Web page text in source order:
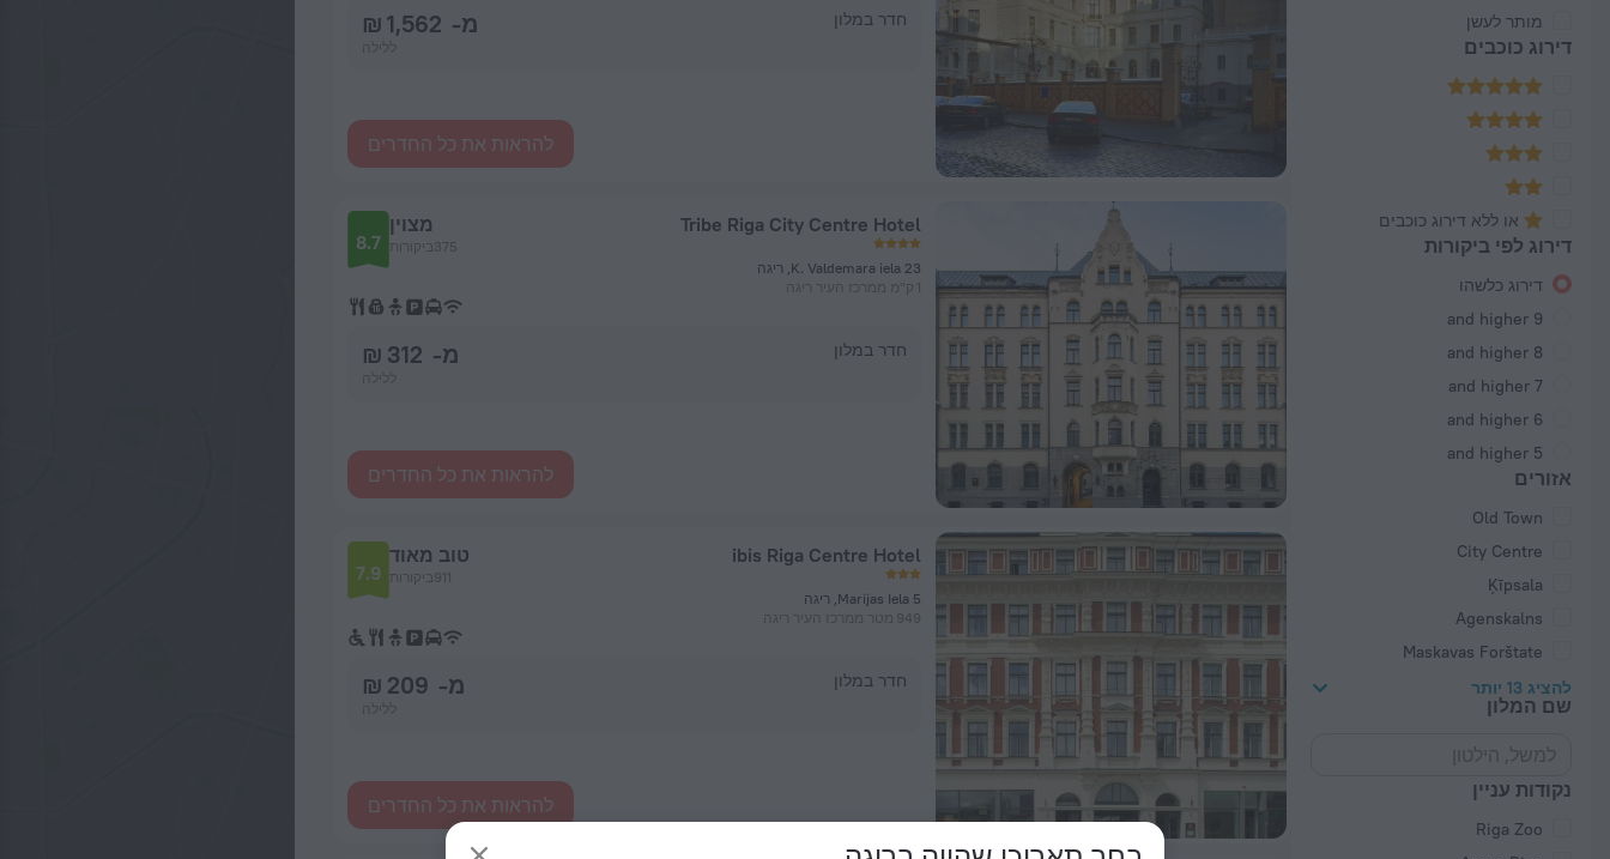
מותר לעשן
דירוג כוכבים
או ללא דירוג כוכבים
דירוג לפי ביקורות
דירוג כלשהו
9 and higher
8 and higher
7 and higher
6 and higher
5 and higher
אזורים
Old Town
City Centre
Ķīpsala
Agenskalns
Maskavas Forštate
להציג 13 יותר
שם המלון
נקודות עניין
Riga Zoo
חדר במלון מ- 1,562 ₪
להראות את כל החדרים
Tribe Riga City Centre Hotel
K. Valdemara iela 23, ריגה
1 ק"מ ממרכז העיר ריגה
מצוין
375ביקורות 8.7
חדר במלון מ- 312 ₪
להראות את כל החדרים
ibis Riga Centre Hotel
Marijas Iela 5, ריגה
949 מטר ממרכז העיר ריגה
טוב מאוד
911ביקורות 7.9
חדר במלון מ- 209 ₪
להראות את כל החדרים